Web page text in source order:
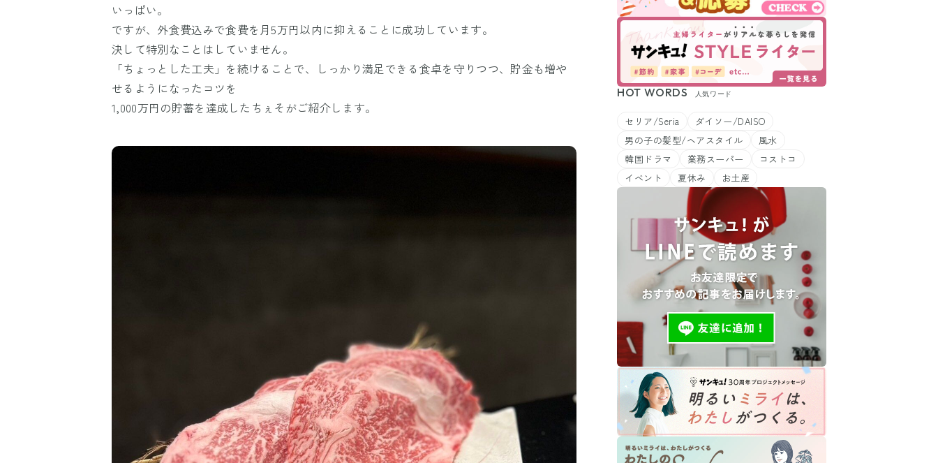
いっぱい。
ですが、外食費込みで食費を月5万円以内に抑えることに成功しています。
決して特別なことはしていません。
「ちょっとした工夫」を続けることで、しっかり満足できる食卓を守りつつ、貯金も増や
せるようになったコツを
1,000万円の貯蓄を達成したちぇそがご紹介します。
HOT WORDS 人気ワード
セリア/Seria
ダイソー/DAISO
男の子の髪型/ヘアスタイル
風水
韓国ドラマ
業務スーパー
コストコ
イベント
夏休み お土産